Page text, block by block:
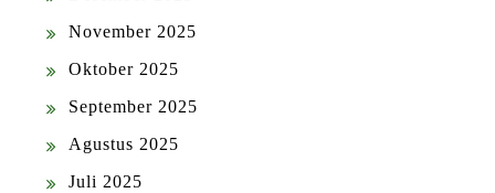
November 2025
Oktober 2025
September 2025
Agustus 2025
Juli 2025